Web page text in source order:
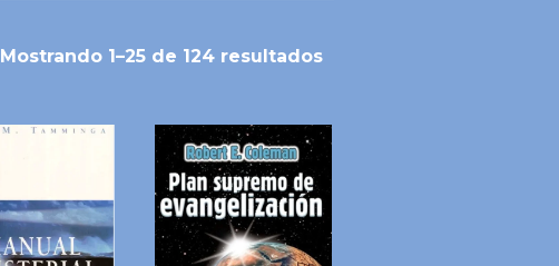
Mostrando 1–25 de 124 resultados